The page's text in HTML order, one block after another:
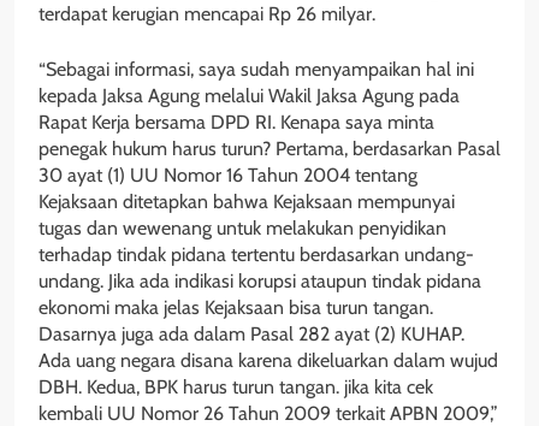
terdapat kerugian mencapai Rp 26 milyar.
“Sebagai informasi, saya sudah menyampaikan hal ini
kepada Jaksa Agung melalui Wakil Jaksa Agung pada
Rapat Kerja bersama DPD RI. Kenapa saya minta
penegak hukum harus turun? Pertama, berdasarkan Pasal
30 ayat (1) UU Nomor 16 Tahun 2004 tentang
Kejaksaan ditetapkan bahwa Kejaksaan mempunyai
tugas dan wewenang untuk melakukan penyidikan
terhadap tindak pidana tertentu berdasarkan undang-
undang. Jika ada indikasi korupsi ataupun tindak pidana
ekonomi maka jelas Kejaksaan bisa turun tangan.
Dasarnya juga ada dalam Pasal 282 ayat (2) KUHAP.
Ada uang negara disana karena dikeluarkan dalam wujud
DBH. Kedua, BPK harus turun tangan. jika kita cek
kembali UU Nomor 26 Tahun 2009 terkait APBN 2009,”